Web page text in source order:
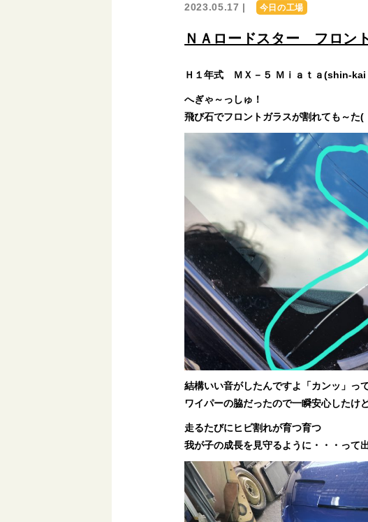
2023.05.17 | 今日の工場
ＮＡロードスター フロン
Ｈ１年式 ＭＸ－５ Ｍｉａｔａ(shin-kai
へぎゃ～っしゅ！
飛び石でフロントガラスが割れても～た(
結構いい音がしたんですよ「カンッ」って
ワイパーの脇だったので一瞬安心したけ
走るたびにヒビ割れが育つ育つ
我が子の成長を見守るように・・・って